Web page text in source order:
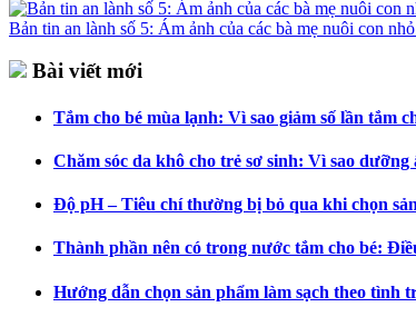
Bản tin an lành số 5: Ám ảnh của các bà mẹ nuôi con
Bài viết mới
Tắm cho bé mùa lạnh: Vì sao giảm số lần tắm
Chăm sóc da khô cho trẻ sơ sinh: Vì sao
Độ pH – Tiêu chí thường bị bỏ qua khi chọn
Thành phần nên có trong nước tắm cho bé:
Hướng dẫn chọn sản phẩm làm sạch theo tình